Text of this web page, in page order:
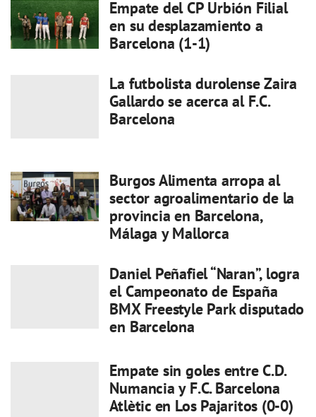
Empate del CP Urbión Filial
en su desplazamiento a
Barcelona (1-1)
La futbolista durolense Zaira
Gallardo se acerca al F.C.
Barcelona
Burgos Alimenta arropa al
sector agroalimentario de la
provincia en Barcelona,
Málaga y Mallorca
Daniel Peñafiel “Naran”, logra
el Campeonato de España
BMX Freestyle Park disputado
en Barcelona
Empate sin goles entre C.D.
Numancia y F.C. Barcelona
Atlètic en Los Pajaritos (0-0)